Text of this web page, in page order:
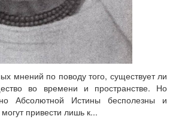
мнений по поводу того, существует ли
во времени и пространстве. Но
Абсолютной Истины бесполезны и
привести лишь к...